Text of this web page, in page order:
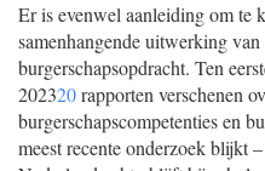
Er is evenwel aanleiding om te
samenhangende uitwerking van
burgerschapsopdracht. Ten
202320rapporten verschenen
burgerschapscompetenties en
meest recente onderzoek blijkt